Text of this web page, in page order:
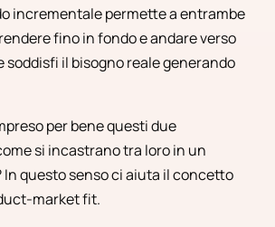
incrementale permette a entrambe
fino in fondo e andare verso
soddisfi il bisogno reale generando
per bene questi due
si incastrano tra loro in un
In questo senso ci aiuta il concetto
market fit.